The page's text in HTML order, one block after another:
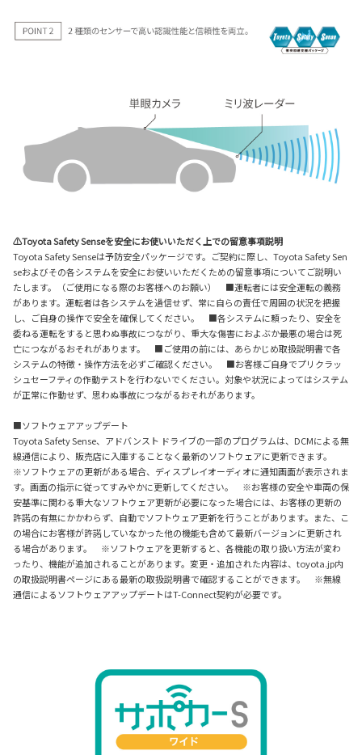
⚠Toyota Safety Senseを安全にお使いいただく上での留意事項説明
Toyota Safety Senseは予防安全パッケージです。ご契約に際し、Toyota Safety Sen
seおよびその各システムを安全にお使いいただくための留意事項についてご説明い
たします。（ご使用になる際のお客様へのお願い） ■運転者には安全運転の義務
があります。運転者は各システムを過信せず、常に自らの責任で周囲の状況を把握
し、ご自身の操作で安全を確保してください。 ■各システムに頼ったり、安全を
委ねる運転をすると思わぬ事故につながり、重大な傷害におよぶか最悪の場合は死
亡につながるおそれがあります。 ■ご使用の前には、あらかじめ取扱説明書で各
システムの特徴・操作方法を必ずご確認ください。 ■お客様ご自身でプリクラッ
シュセーフティの作動テストを行わないでください。対象や状況によってはシステム
が正常に作動せず、思わぬ事故につながるおそれがあります。
■ソフトウェアアップデート
Toyota Safety Sense、アドバンスト ドライブの一部のプログラムは、DCMによる無
線通信により、販売店に入庫することなく最新のソフトウェアに更新できます。
※ソフトウェアの更新がある場合、ディスプレイオーディオに通知画面が表示されま
す。画面の指示に従ってすみやかに更新してください。 ※お客様の安全や車両の保
安基準に関わる重大なソフトウェア更新が必要になった場合には、お客様の更新の
許諾の有無にかかわらず、自動でソフトウェア更新を行うことがあります。また、こ
の場合にお客様が許諾していなかった他の機能も含めて最新バージョンに更新され
る場合があります。 ※ソフトウェアを更新すると、各機能の取り扱い方法が変わ
ったり、機能が追加されることがあります。変更・追加された内容は、toyota.jp内
の取扱説明書ページにある最新の取扱説明書で確認することができます。 ※無線
通信によるソフトウェアアップデートはT-Connect契約が必要です。